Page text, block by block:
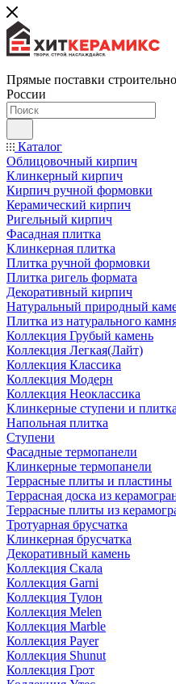
Прямые поставки
России
Каталог
Облицовочный кирпич
Клинкерный кирпич
Кирпич ручной формовки
Керамический кирпич
Ригельный кирпич
Фасадная плитка
Клинкерная плитка
Плитка ручной формовки
Плитка ригель формата
Декоративный кирпич
Натуральный природный
Плитка из натурального
Коллекция Грубый камень
Коллекция Легкая(Лайт)
Коллекция Классика
Коллекция Модерн
Коллекция Неоклассика
Клинкерные ступени и плитка
Напольная плитка
Ступени
Фасадные термопанели
Клинкерные термопанели
Террасные плиты и пластины
Террасная доска из
Террасные плиты из
Тротуарная брусчатка
Клинкерная брусчатка
Декоративный камень
Коллекция Скала
Коллекция Garni
Коллекция Тулон
Коллекция Melen
Коллекция Marble
Коллекция Payer
Коллекция Shunut
Коллекция Грот